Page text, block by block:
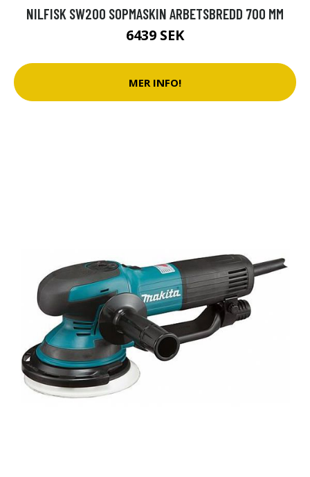
NILFISK SW200 SOPMASKIN ARBETSBREDD 700 MM
6439 SEK
MER INFO!